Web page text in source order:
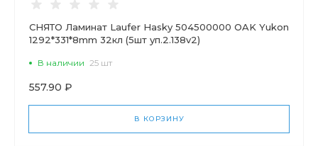
СНЯТО Ламинат Laufer Hasky 504500000 OAK Yukon
1292*331*8mm 32кл (5шт уп.2.138v2)
В наличии 25 шт
557.90 ₽
В КОРЗИНУ